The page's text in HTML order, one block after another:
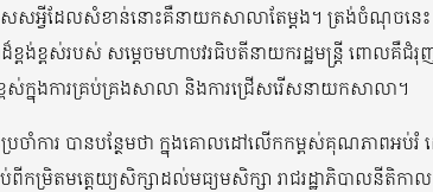
សអ្វីដែលសំខាន់នោះគឺនាយកសាលាតែម្តង។ ត្រង់ចំណុចនេះ ឯ
ង់ខ្ពស់របស់ សម្តេចមហាបវរធិបតីនាយករដ្ឋមន្ត្រី ពោលគឺជំ
ពស់ក្នុងការគ្រប់គ្រងសាលា និងការជ្រើសរើសនាយកសាលា។
រីប្រចាំការ បានបន្ថែមថា ក្នុងគោលដៅលើកកម្ពស់គុណភាពអ
ពីកម្រិតមត្តេយ្យសិក្សាដល់មធ្យមសិក្សា រាជរដ្ឋាភិបាលនីតិកាល